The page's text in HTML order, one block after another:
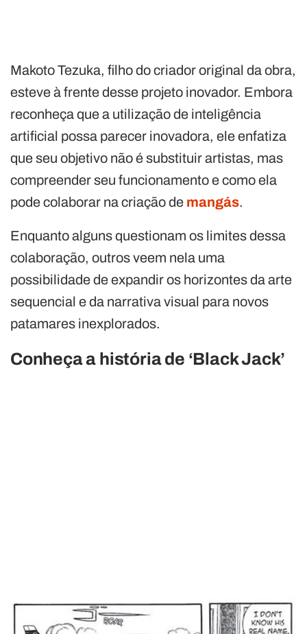
Makoto Tezuka, filho do criador original da obra,
esteve à frente desse projeto inovador. Embora
reconheça que a utilização de inteligência
artificial possa parecer inovadora, ele enfatiza
que seu objetivo não é substituir artistas, mas
compreender seu funcionamento e como ela
pode colaborar na criação de mangás.
Enquanto alguns questionam os limites dessa
colaboração, outros veem nela uma
possibilidade de expandir os horizontes da arte
sequencial e da narrativa visual para novos
patamares inexplorados.
Conheça a história de ‘Black Jack’